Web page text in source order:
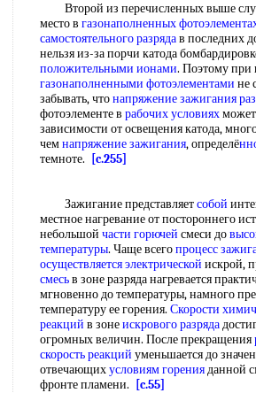
Второй из перечисленных выше
место в газонаполненных
самостоятельного разрядав последних
нельзя из-за порчи катода
положительными ионами. Поэтому при
газонаполненными фотоэлементами не
забывать, чтонапряжение зажигания
фотоэлементе в рабочих условияхможет
зависимости от освещения катода,
чемнапряжение зажигания, определё
темноте.
[c.255]
Зажигание представляетсобой
местное нагревание от постороннего
небольшой части горючей смеси до
температуры. Чаще всегопроцесс
осуществляется электрической искрой,
смесьв зоне разряда нагревается
мгновенно до температуры, намного
температуру ее горения. Скорости
реакций в зонеискрового разряда
огромных величин. После прекращения
скорость реакций уменьшается до
отвечающихусловиям горенияданной
фронте пламени.
[c.55]